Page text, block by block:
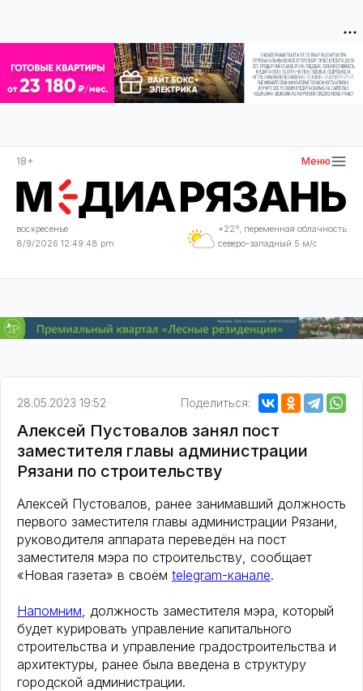
18+ Меню
воскресенье
8/9/2026 12:49:48 pm
+22°, переменная облачность
северо-западный 5 м/с
28.05.2023 19:52 Поделиться:
Алексей Пустовалов занял пост
заместителя главы администрации
Рязани по строительству
Алексей Пустовалов, ранее занимавший должность
первого заместителя главы администрации Рязани,
руководителя аппарата переведён на пост
заместителя мэра по строительству, сообщает
«Новая газета» в своём telegram-канале.
Напомним, должность заместителя мэра, который
будет курировать управление капитального
строительства и управление градостроительства и
архитектуры, ранее была введена в структуру
городской администрации.